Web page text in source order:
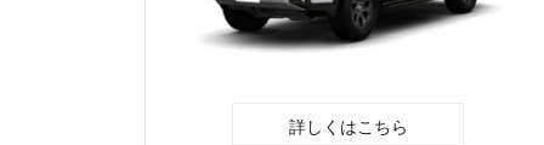
詳しくはこちら